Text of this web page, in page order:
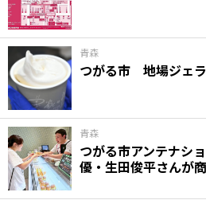
青森
つがる市 地場ジェ
青森
つがる市アンテナシ
優・生田俊平さんが